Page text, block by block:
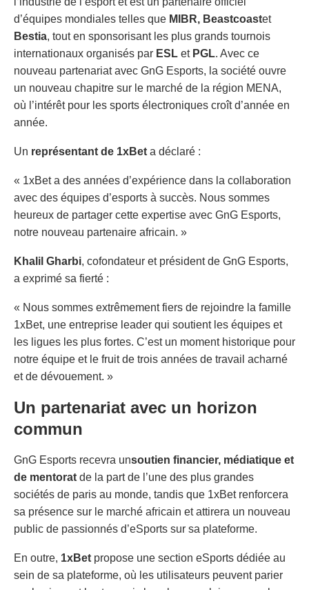
d’équipes mondiales telles que MIBR, Beastcoastet
Bestia, tout en sponsorisant les plus grands tournois
internationaux organisés par ESL et PGL. Avec ce
nouveau partenariat avec GnG Esports, la société ouvre
un nouveau chapitre sur le marché de la région MENA,
où l’intérêt pour les sports électroniques croît d’année en
année.
Un représentant de 1xBet a déclaré :
« 1xBet a des années d’expérience dans la collaboration
avec des équipes d’esports à succès. Nous sommes
heureux de partager cette expertise avec GnG Esports,
notre nouveau partenaire africain. »
Khalil Gharbi, cofondateur et président de GnG Esports,
a exprimé sa fierté :
« Nous sommes extrêmement fiers de rejoindre la famille
1xBet, une entreprise leader qui soutient les équipes et
les ligues les plus fortes. C’est un moment historique pour
notre équipe et le fruit de trois années de travail acharné
et de dévouement. »
Un partenariat avec un horizon
commun
GnG Esports recevra unsoutien financier, médiatique et
de mentorat de la part de l’une des plus grandes
sociétés de paris au monde, tandis que 1xBet renforcera
sa présence sur le marché africain et attirera un nouveau
public de passionnés d’eSports sur sa plateforme.
En outre, 1xBet propose une section eSports dédiée au
sein de sa plateforme, où les utilisateurs peuvent parier